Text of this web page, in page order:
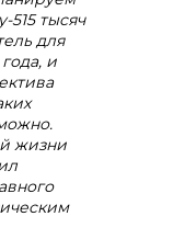
515 тысяч
для
и
жизни